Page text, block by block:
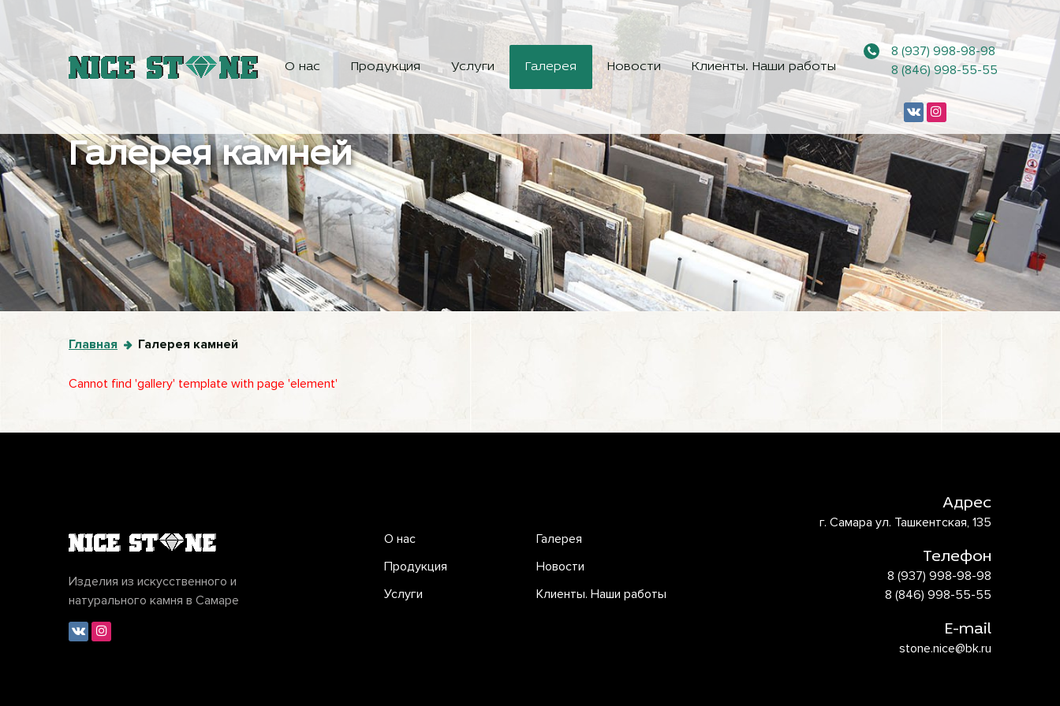
О нас Продукция Услуги Галерея Новости Клиенты. Наши работы
8 (937) 998-98-98
8 (846) 998-55-55
Галерея камней
Главная Галерея камней
Cannot find 'gallery' template with page 'element'
Изделия из искусственного и
натурального камня в Самаре
О нас
Продукция
Услуги
Галерея
Новости
Клиенты. Наши работы
Адрес
г. Самара ул. Ташкентская, 135
Телефон
8 (937) 998-98-98
8 (846) 998-55-55
E-mail
stone.nice@bk.ru